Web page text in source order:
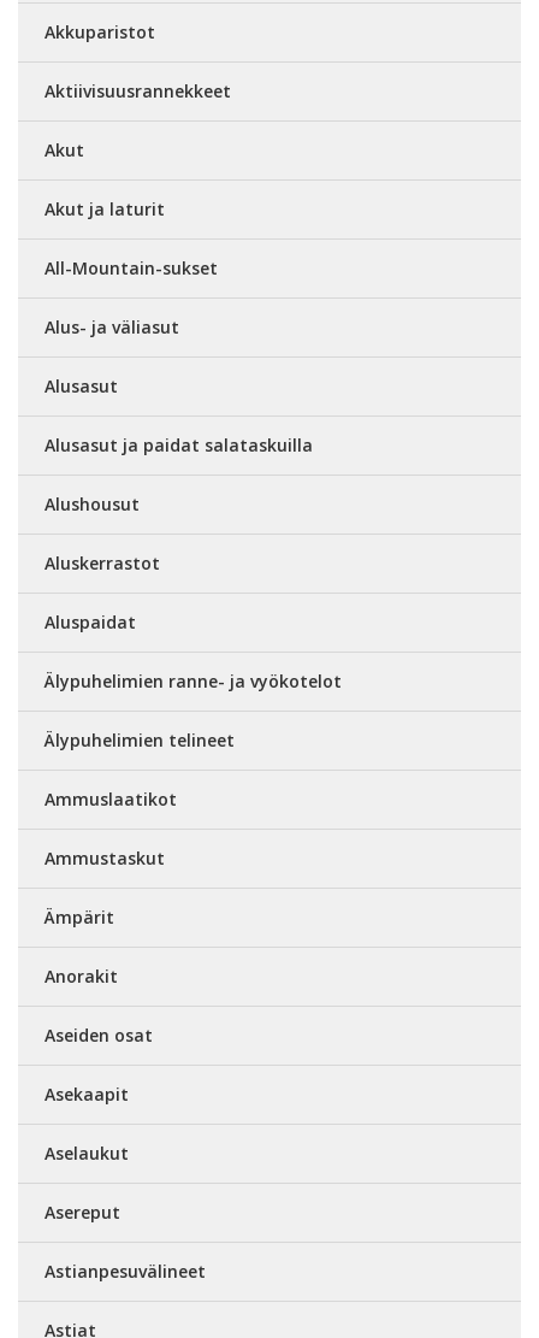
Akkuparistot
Aktiivisuusrannekkeet
Akut
Akut ja laturit
All-Mountain-sukset
Alus- ja väliasut
Alusasut
Alusasut ja paidat salataskuilla
Alushousut
Aluskerrastot
Aluspaidat
Älypuhelimien ranne- ja vyökotelot
Älypuhelimien telineet
Ammuslaatikot
Ammustaskut
Ämpärit
Anorakit
Aseiden osat
Asekaapit
Aselaukut
Asereput
Astianpesuvälineet
Astiat